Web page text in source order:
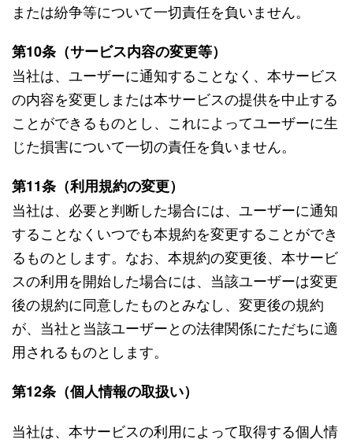
または紛争等について一切責任を負いません。
第10条（サービス内容の変更等）
当社は、ユーザーに通知することなく、本サービス
の内容を変更しまたは本サービスの提供を中止する
ことができるものとし、これによってユーザーに生
じた損害について一切の責任を負いません。
第11条（利用規約の変更）
当社は、必要と判断した場合には、ユーザーに通知
することなくいつでも本規約を変更することができ
るものとします。なお、本規約の変更後、本サービ
スの利用を開始した場合には、当該ユーザーは変更
後の規約に同意したものとみなし、変更後の規約
が、当社と当該ユーザーとの法律関係にただちに適
用されるものとします。
第12条（個人情報の取扱い）
当社は、本サービスの利用によって取得する個人情